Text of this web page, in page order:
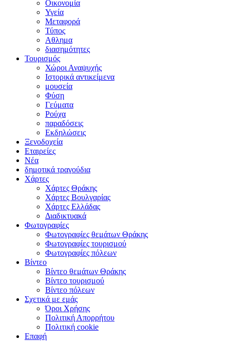
Οικονομία
Υγεία
Μεταφορά
Τύπος
Αθλημα
διασημότητες
Τουρισμός
Χώροι Αναψυχής
Ιστορικά αντικείμενα
μουσεία
Φύση
Γεύματα
Ρούχα
παραδόσεις
Εκδηλώσεις
Ξενοδοχεία
Εταιρείες
Νέα
δημοτικά τραγούδια
Χάρτες
Χάρτες Θράκης
Χάρτες Βουλγαρίας
Χάρτες Ελλάδας
Διαδικτυακά
Φωτογραφίες
Φωτογραφίες θεμάτων Θράκης
Φωτογραφίες τουρισμού
Φωτογραφίες πόλεων
Βίντεο
Βίντεο θεμάτων Θράκης
Βίντεο τουρισμού
Βίντεο πόλεων
Σχετικά με εμάς
Όροι Χρήσης
Πολιτική Απορρήτου
Πολιτική cookie
Επαφή